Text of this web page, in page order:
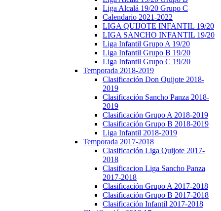
Liga Alcalá 19/20 Grupo C
Calendario 2021-2022
LIGA QUIJOTE INFANTIL 19/20
LIGA SANCHO INFANTIL 19/20
Liga Infantil Grupo A 19/20
Liga Infantil Grupo B 19/20
Liga Infantil Grupo C 19/20
Temporada 2018-2019
Clasificación Don Quijote 2018-
2019
Clasificación Sancho Panza 2018-
2019
Clasificación Grupo A 2018-2019
Clasificación Grupo B 2018-2019
Liga Infantil 2018-2019
Temporada 2017-2018
Clasificación Liga Quijote 2017-
2018
Clasificacion Liga Sancho Panza
2017-2018
Clasificación Grupo A 2017-2018
Clasificación Grupo B 2017-2018
Clasificación Infantil 2017-2018